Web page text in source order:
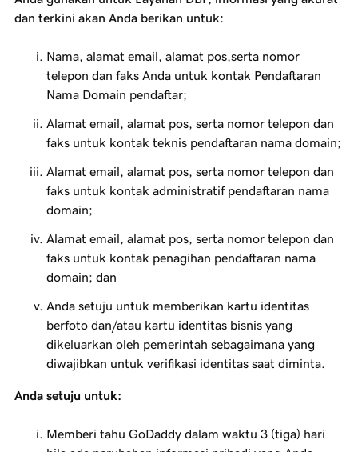
dan terkini akan Anda berikan untuk:
Nama, alamat email, alamat pos,serta nomor
telepon dan faks Anda untuk kontak Pendaftaran
Nama Domain pendaftar;
Alamat email, alamat pos, serta nomor telepon dan
faks untuk kontak teknis pendaftaran nama domain;
Alamat email, alamat pos, serta nomor telepon dan
faks untuk kontak administratif pendaftaran nama
domain;
Alamat email, alamat pos, serta nomor telepon dan
faks untuk kontak penagihan pendaftaran nama
domain; dan
Anda setuju untuk memberikan kartu identitas
berfoto dan/atau kartu identitas bisnis yang
dikeluarkan oleh pemerintah sebagaimana yang
diwajibkan untuk verifikasi identitas saat diminta.
Anda setuju untuk:
Memberi tahu GoDaddy dalam waktu 3 (tiga) hari